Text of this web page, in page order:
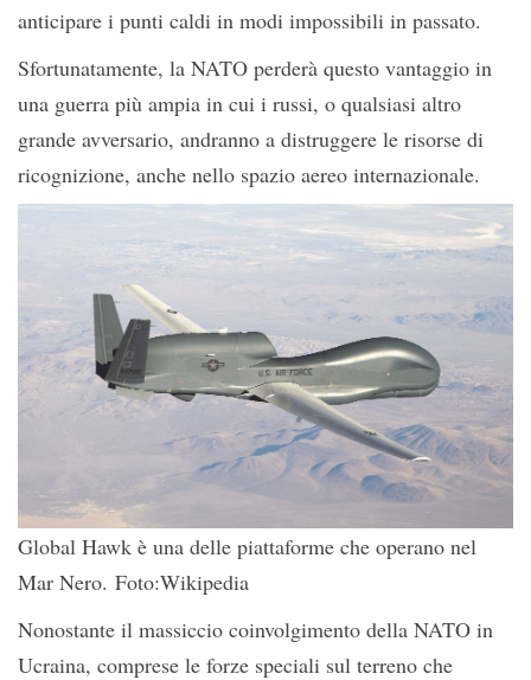
anticipare i punti caldi in modi impossibili in passato.
Sfortunatamente, la NATO perderà questo vantaggio in
una guerra più ampia in cui i russi, o qualsiasi altro
grande avversario, andranno a distruggere le risorse di
ricognizione, anche nello spazio aereo internazionale.
Global Hawk è una delle piattaforme che operano nel
Mar Nero. Foto:Wikipedia
Nonostante il massiccio coinvolgimento della NATO in
Ucraina, comprese le forze speciali sul terreno che